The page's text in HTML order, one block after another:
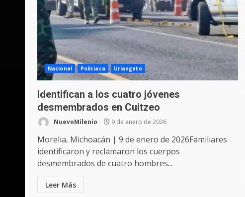
Nacional Policiaca Uriangato
Identifican a los cuatro jóvenes
desmembrados en Cuitzeo
NuevoMilenio 9 de enero de 2026
Morelia, Michoacán | 9 de enero de 2026Familiares
identificaron y reclamaron los cuerpos
desmembrados de cuatro hombres...
Leer Más